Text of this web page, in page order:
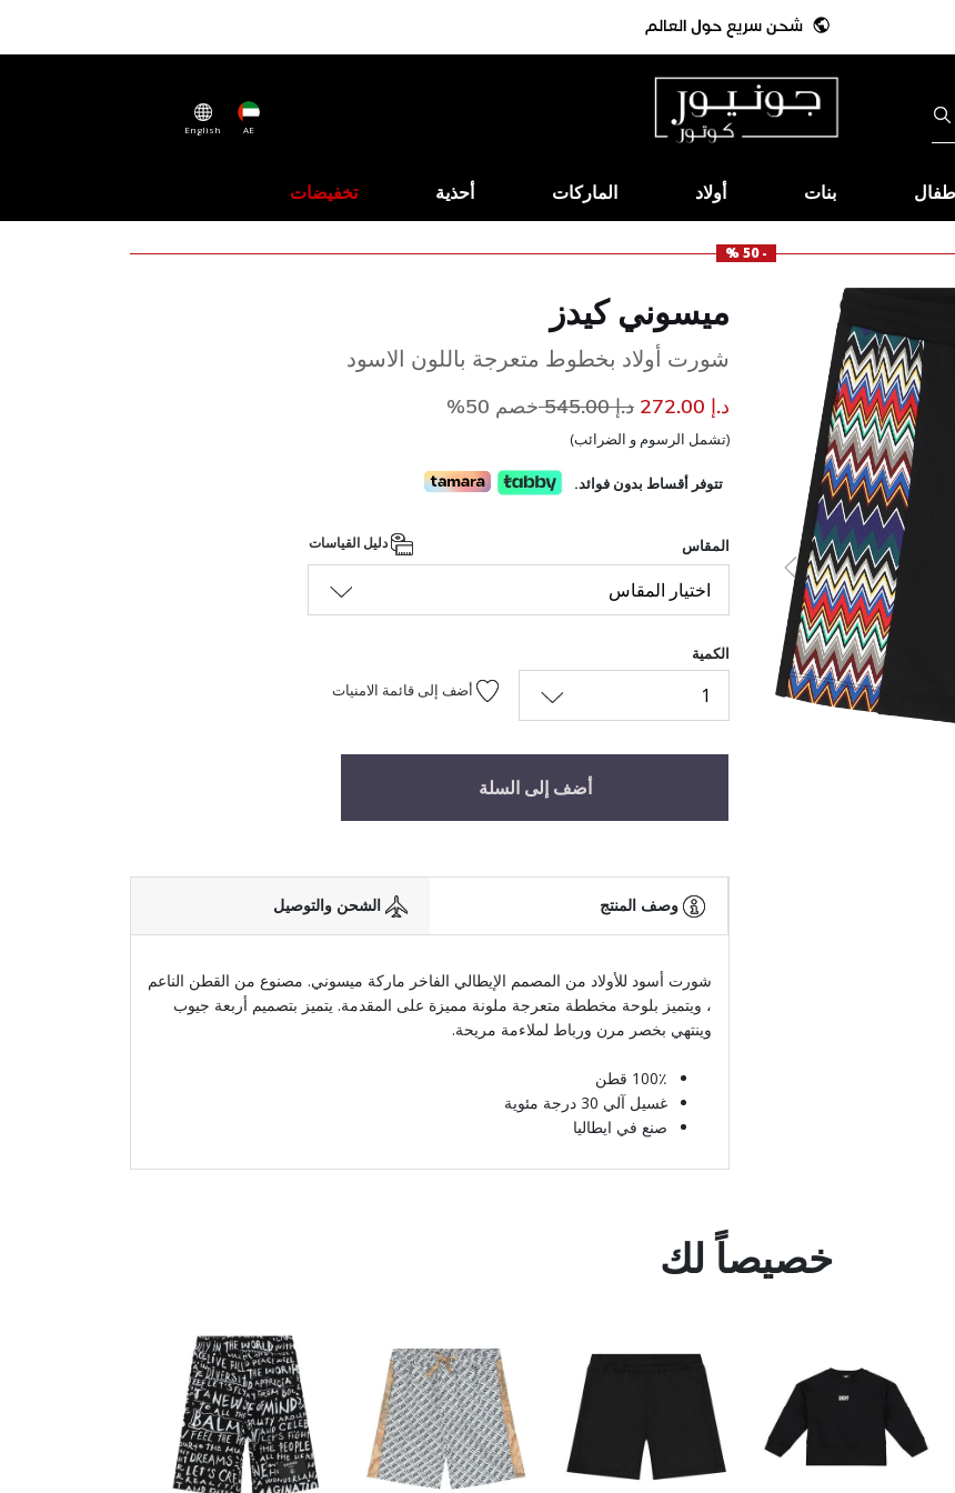
AE
English
بنات أولاد الماركات أحذية تخفيضات
- 50 %
السابق
ميسوني كيدز
شورت أولاد بخطوط متعرجة باللون الاسود
د.إ 272.00 سعر مخفض مند.إ 545.00 إلى
خصم 50%
(تشمل الرسوم و الضرائب)
تتوفر أقساط بدون فوائد.
المقاس
اختيار المقاس
الكمية
1 أضف إلى قائمة الامنيات
أضف إلى السلة
وصف المنتج الشحن والتوصيل
شورت أسود للأولاد من المصمم الإيطالي الفاخر ماركة ميسوني. مصنوع من القطن الناعم
، ويتميز بلوحة مخططة متعرجة ملونة مميزة على المقدمة. يتميز بتصميم أربعة جيوب
وينتهي بخصر مرن ورباط لملاءمة مريحة.
100٪ قطن
غسيل آلي 30 درجة مئوية
صنع في ايطاليا
خصيصاً لك